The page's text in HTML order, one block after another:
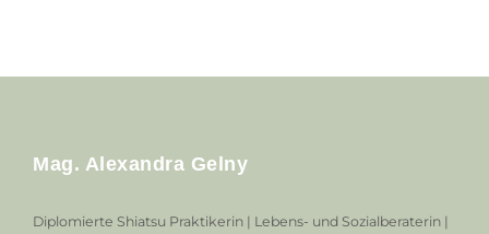
Mag. Alexandra Gelny
Diplomierte Shiatsu Praktikerin | Lebens- und Sozialberaterin |